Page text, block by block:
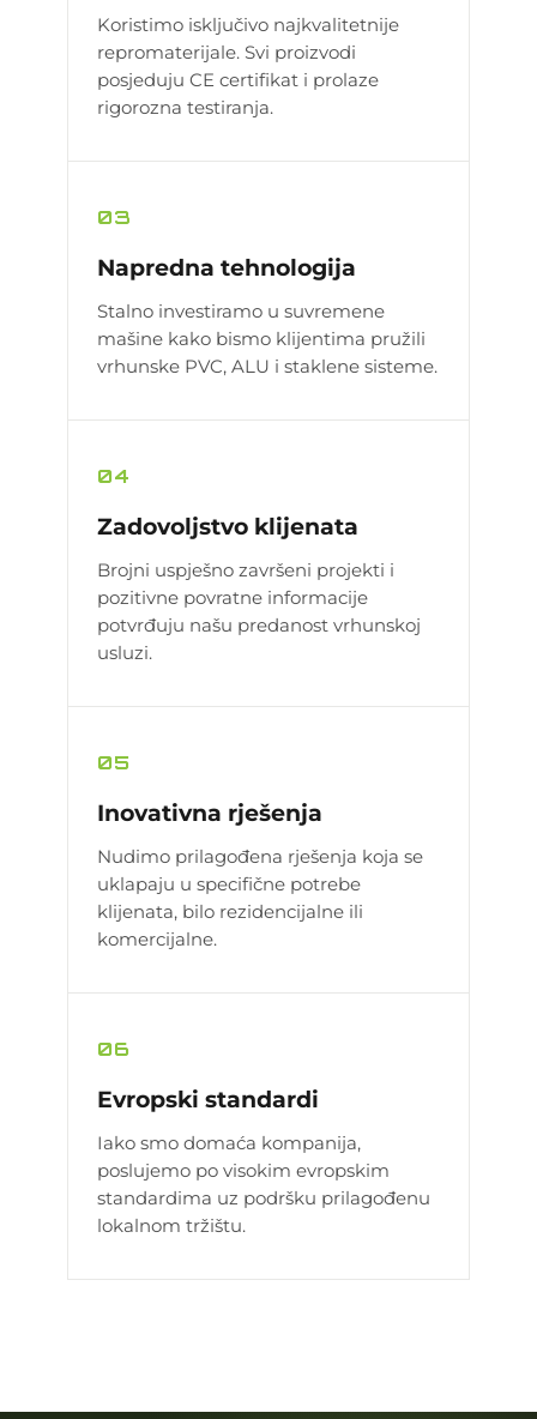
Koristimo isključivo najkvalitetnije
repromaterijale. Svi proizvodi
posjeduju CE certifikat i prolaze
rigorozna testiranja.
03
Napredna tehnologija
Stalno investiramo u suvremene
mašine kako bismo klijentima pružili
vrhunske PVC, ALU i staklene sisteme.
04
Zadovoljstvo klijenata
Brojni uspješno završeni projekti i
pozitivne povratne informacije
potvrđuju našu predanost vrhunskoj
usluzi.
05
Inovativna rješenja
Nudimo prilagođena rješenja koja se
uklapaju u specifične potrebe
klijenata, bilo rezidencijalne ili
komercijalne.
06
Evropski standardi
Iako smo domaća kompanija,
poslujemo po visokim evropskim
standardima uz podršku prilagođenu
lokalnom tržištu.